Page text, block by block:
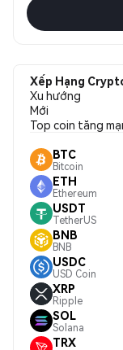
Xếp Hạng
Xu hướng
Mới
Top coin tăng
BTC
Bitcoin
ETH
Ethereum
USDT
TetherUS
BNB
BNB
USDC
USD Coin
XRP
Ripple
SOL
Solana
TRX